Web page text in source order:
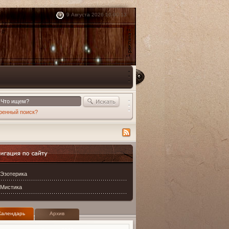
9 Августа 2026 10:00:15
//
поиск?
Эзотерика
Мистика
Архив